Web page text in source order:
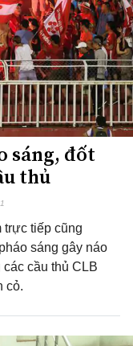
sáng, đốt
thủ
trực tiếp cũng
sáng gây náo
các cầu thủ CLB
cỏ.